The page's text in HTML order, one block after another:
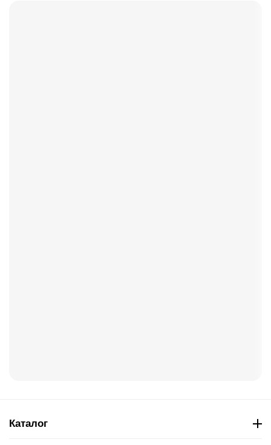
Каталог